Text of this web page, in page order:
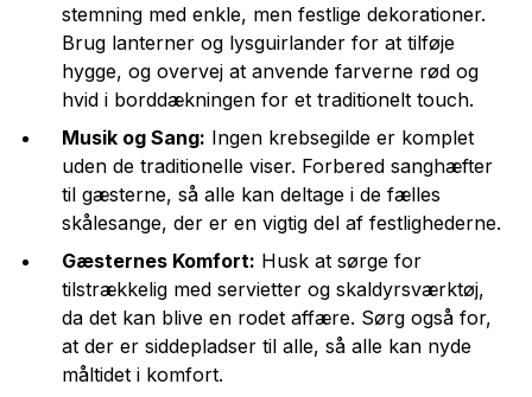
stemning med enkle, men festlige dekorationer.
Brug lanterner og lysguirlander for at tilføje
hygge, og overvej at anvende farverne rød og
hvid i borddækningen for et traditionelt touch.
Musik og Sang: Ingen krebsegilde er komplet
uden de traditionelle viser. Forbered sanghæfter
til gæsterne, så alle kan deltage i de fælles
skålesange, der er en vigtig del af festlighederne.
Gæsternes Komfort: Husk at sørge for
tilstrækkelig med servietter og skaldyrsværktøj,
da det kan blive en rodet affære. Sørg også for,
at der er siddepladser til alle, så alle kan nyde
måltidet i komfort.